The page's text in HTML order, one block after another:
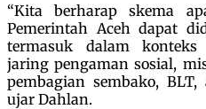
“Kita berharap skema
Pemerintah Aceh dapat
termasuk dalam konteks
jaring pengaman sosial,
pembagian sembako,
ujar Dahlan.